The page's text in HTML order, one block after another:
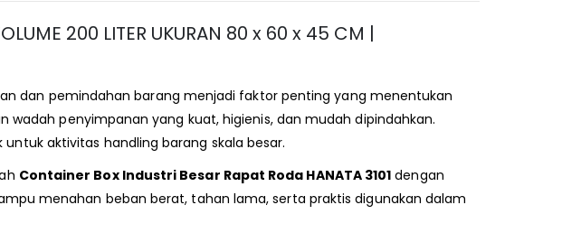
200 LITER UKURAN 80 x 60 x 45 CM |
dan pemindahan barang menjadi faktor penting yang menentukan
wadah penyimpanan yang kuat, higienis, dan mudah dipindahkan.
aktivitas handling barang skala besar.
Container Box Industri Besar Rapat Roda HANATA 3101 dengan
menahan beban berat, tahan lama, serta praktis digunakan dalam